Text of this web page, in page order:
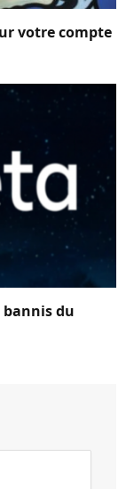
votre compte
bannis du